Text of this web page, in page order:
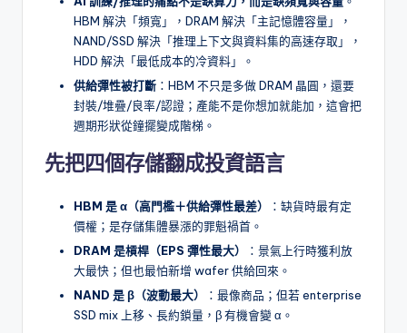
HBM 解決「頻寬」，DRAM 解決「主記憶體容量」，
NAND/SSD 解決「推理上下文與資料集的高速存取」，
HDD 解決「最低成本的冷資料」。
供給彈性被打斷 ：HBM 不只是多做 DRAM 晶圓，還要
封裝/堆疊/良率/認證；產能不是你想加就能加，這會把
週期形狀從鐘擺變成階梯。
先把四個存儲翻成投資語言
HBM 是 α（高門檻＋供給彈性最差）
：缺貨時最有定
價權；是存儲集體暴漲的罪魁禍首。
DRAM 是槓桿（EPS 彈性最大）
：景氣上行時獲利放
大最快；但也最怕新增 wafer 供給回來。
NAND 是 β（波動最大）
：最像商品；但若 enterprise
SSD mix 上移、長約鎖量，β 有機會變 α。